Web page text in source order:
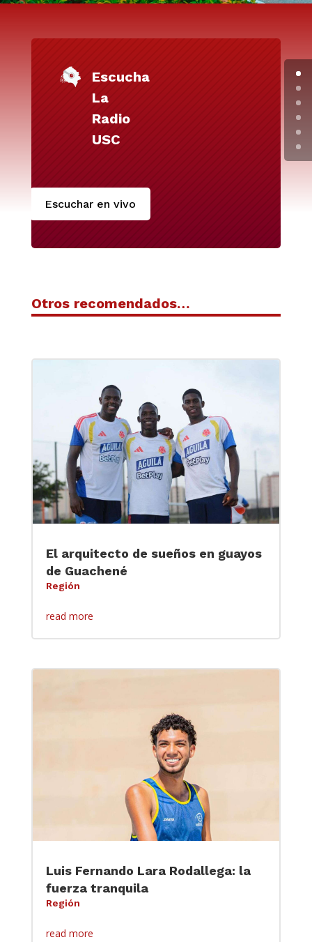
Escucha
La
Radio
USC
Escuchar en vivo
Otros recomendados…
El arquitecto de sueños en guayos
de Guachené
Región
read more
Luis Fernando Lara Rodallega: la
fuerza tranquila
Región
read more